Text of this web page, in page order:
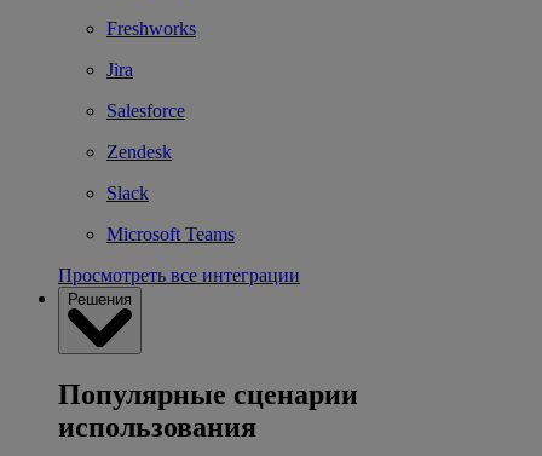
Freshworks
Jira
Salesforce
Zendesk
Slack
Microsoft Teams
Просмотреть все интеграции
Решения
Популярные сценарии
использования